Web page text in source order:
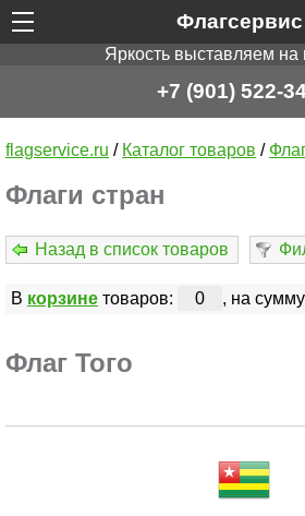
Флагсервис
Яркость выставляем на
+7 (901) 522-
flagservice.ru / Каталог товаров /
Флаги стран
Назад в список товаров
В корзинетоваров: 0 , на сумму
Флаг Того